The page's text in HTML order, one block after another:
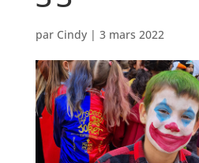
par Cindy| 3 mars 2022